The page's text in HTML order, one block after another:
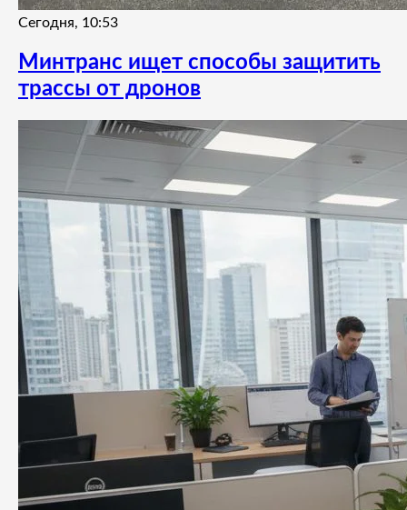
Сегодня, 10:53
Минтранс ищет способы защитить
трассы от дронов